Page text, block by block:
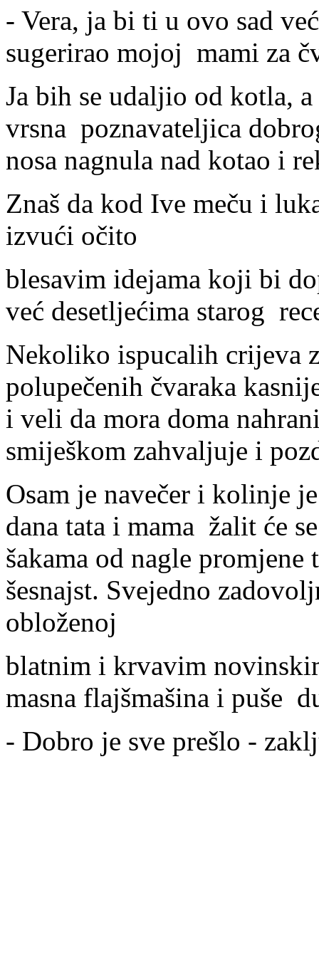
- Vera, ja bi ti u ovo sad
sugerirao mojoj mami za
Ja bih se udaljio od kotla,
vrsna poznavateljica
nosa nagnula nad kotao i
Znaš da kod Ive meču i
izvući očito
blesavim idejama koji bi
već desetljećima starog
Nekoliko ispucalih crijeva
polupečenih čvaraka
i veli da mora doma
smiješkom zahvaljuje i
Osam je navečer i kolinje
dana tata i mama žalit će
šakama od nagle
šesnajst. Svejedno
obloženoj
blatnim i krvavim
masna flajšmašina i puše
- Dobro je sve prešlo -